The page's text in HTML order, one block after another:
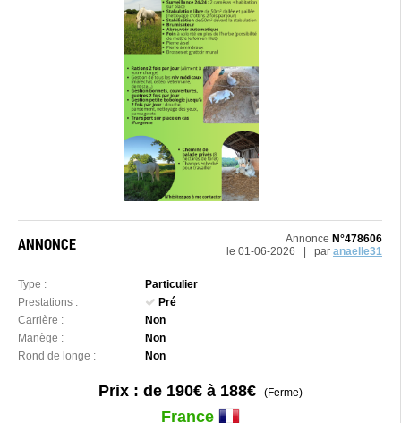
ANNONCE Annonce N°478606
le 01-06-2026 | par anaelle31
Type :
Particulier
Prestations :
Pré
Carrière :
Non
Manège :
Non
Rond de longe :
Non
Prix : de 190€ à 188€(Ferme)
France